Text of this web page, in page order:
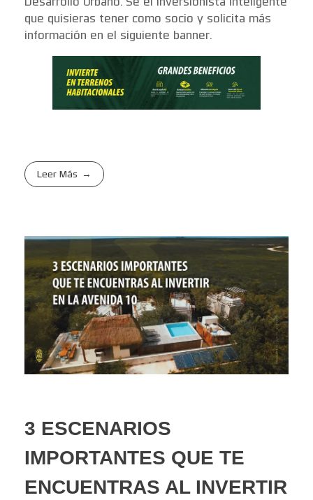
Desarrollo Urbano. Sé el inversionista inteligente
que quisieras tener como socio y solicita más
información en el siguiente banner.
Leer Más
3 ESCENARIOS
IMPORTANTES QUE TE
ENCUENTRAS AL INVERTIR